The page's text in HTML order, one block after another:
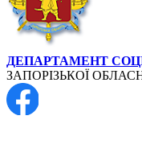
ДЕПАРТАМЕНТ
ЗАПОРІЗЬКОЇ